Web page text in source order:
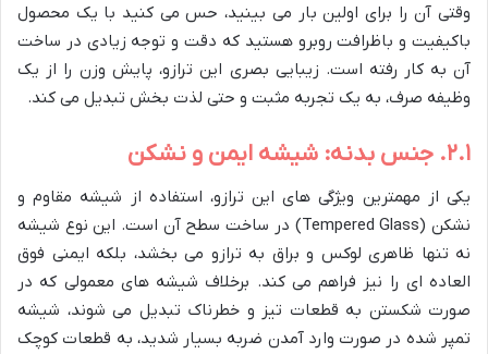
وقتی آن را برای اولین بار می بینید، حس می کنید با یک محصول
باکیفیت و باظرافت روبرو هستید که دقت و توجه زیادی در ساخت
آن به کار رفته است. زیبایی بصری این ترازو، پایش وزن را از یک
وظیفه صرف، به یک تجربه مثبت و حتی لذت بخش تبدیل می کند.
۲.۱. جنس بدنه: شیشه ایمن و نشکن
یکی از مهمترین ویژگی های این ترازو، استفاده از شیشه مقاوم و
نشکن (Tempered Glass) در ساخت سطح آن است. این نوع شیشه
نه تنها ظاهری لوکس و براق به ترازو می بخشد، بلکه ایمنی فوق
العاده ای را نیز فراهم می کند. برخلاف شیشه های معمولی که در
صورت شکستن به قطعات تیز و خطرناک تبدیل می شوند، شیشه
تمپر شده در صورت وارد آمدن ضربه بسیار شدید، به قطعات کوچک